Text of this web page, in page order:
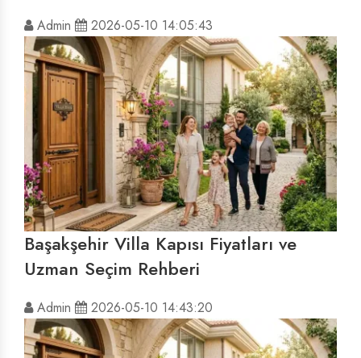
Admin 2026-05-10 14:05:43
Başakşehir Villa Kapısı Fiyatları ve
Uzman Seçim Rehberi
Admin 2026-05-10 14:43:20